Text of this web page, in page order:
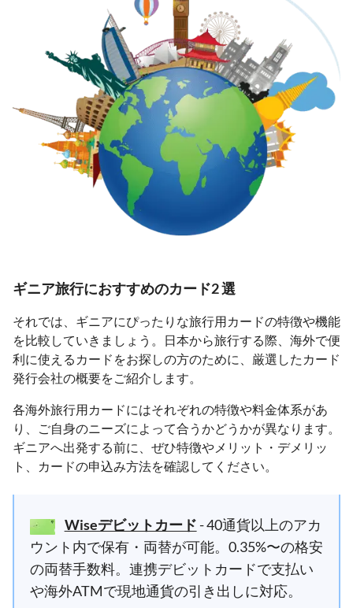
ギニア旅行におすすめのカード2 選
それでは、ギニアにぴったりな旅行用カードの特徴や機能
を比較していきましょう。日本から旅行する際、海外で便
利に使えるカードをお探しの方のために、厳選したカード
発行会社の概要をご紹介します。
各海外旅行用カードにはそれぞれの特徴や料金体系があ
り、ご自身のニーズによって合うかどうかが異なります。
ギニアへ出発する前に、ぜひ特徴やメリット・デメリッ
ト、カードの申込み方法を確認してください。
Wiseデビットカード - 40通貨以上のアカ
ウント内で保有・両替が可能。0.35%〜の格安
の両替手数料。連携デビットカードで支払い
や海外ATMで現地通貨の引き出しに対応。